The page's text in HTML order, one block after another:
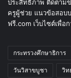
ประสิทธิภาพ ติดตาม
ครูผู้ช่วย แนวข้อสอบ
ฟรี.com เว็บไซต์เพื่อ
กระทรวงศึกษาธิการ
วันวิสาขบูชา วิท